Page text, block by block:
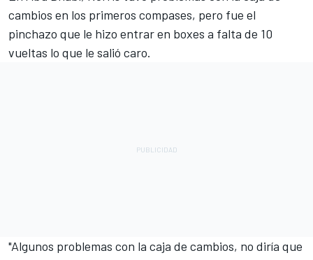
cambios en los primeros compases, pero fue el
pinchazo que le hizo entrar en boxes a falta de 10
vueltas lo que le salió caro.
"Algunos problemas con la caja de cambios, no diría que